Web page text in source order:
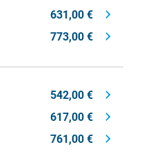
631,00 €
773,00 €
542,00 €
617,00 €
761,00 €